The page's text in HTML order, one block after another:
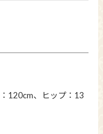
120cm、ヒップ：13